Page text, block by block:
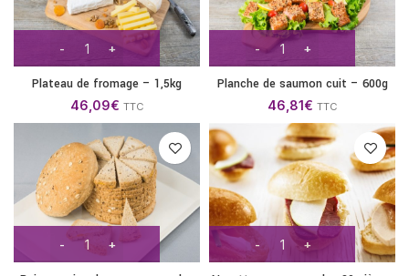
Plateau de fromage – 1,5kg
46,09€ TTC
Planche de saumon cuit – 600g
46,81€ TTC